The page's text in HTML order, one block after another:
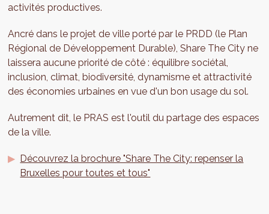
activités productives.
Ancré dans le projet de ville porté par le PRDD (le Plan
Régional de Développement Durable), Share The City ne
laissera aucune priorité de côté : équilibre sociétal,
inclusion, climat, biodiversité, dynamisme et attractivité
des économies urbaines en vue d'un bon usage du sol.
Autrement dit, le PRAS est l'outil du partage des espaces
de la ville.
Découvrez la brochure "Share The City: repenser la
Bruxelles pour toutes et tous"